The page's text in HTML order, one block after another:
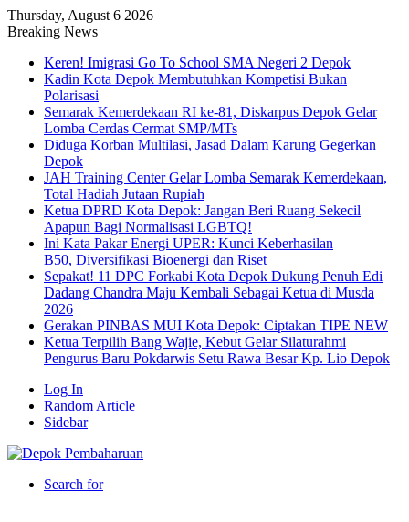
Thursday, August 6 2026
Breaking News
Keren! Imigrasi Go To School SMA Negeri 2 Depok
Kadin Kota Depok Membutuhkan Kompetisi Bukan
Polarisasi
Semarak Kemerdekaan RI ke-81, Diskarpus Depok Gelar
Lomba Cerdas Cermat SMP/MTs
Diduga Korban Multilasi, Jasad Dalam Karung Gegerkan
Depok
JAH Training Center Gelar Lomba Semarak Kemerdekaan,
Total Hadiah Jutaan Rupiah
Ketua DPRD Kota Depok: Jangan Beri Ruang Sekecil
Apapun Bagi Normalisasi LGBTQ!
Ini Kata Pakar Energi UPER: Kunci Keberhasilan
B50, Diversifikasi Bioenergi dan Riset
Sepakat! 11 DPC Forkabi Kota Depok Dukung Penuh Edi
Dadang Chandra Maju Kembali Sebagai Ketua di Musda
2026
Gerakan PINBAS MUI Kota Depok: Ciptakan TIPE NEW
Ketua Terpilih Bang Wajie, Kebut Gelar Silaturahmi
Pengurus Baru Pokdarwis Setu Rawa Besar Kp. Lio Depok
Log In
Random Article
Sidebar
Search for